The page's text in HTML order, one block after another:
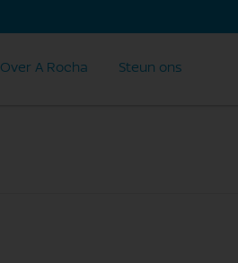
Over A Rocha Steun ons